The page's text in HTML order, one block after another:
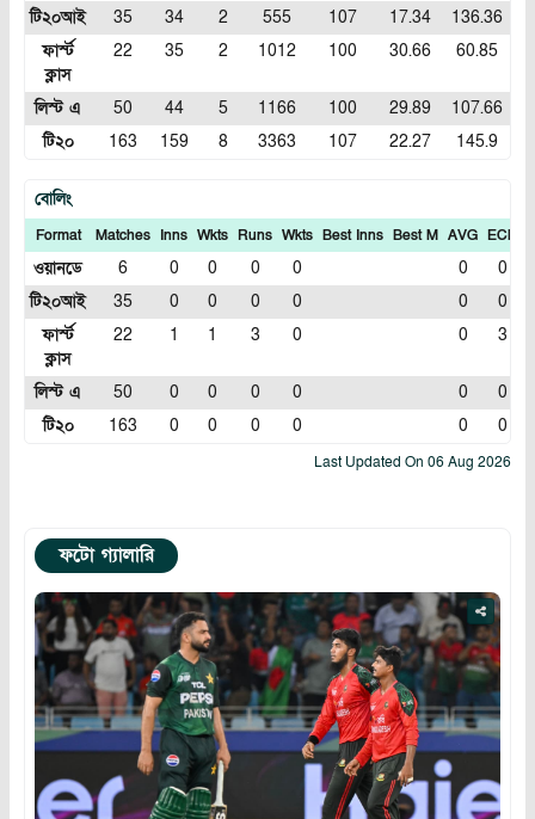
টি২০আই
35 34 2 555 107 17.34
136.36
ফার্স্ট
ক্লাস
22 35 2 1012 100 30.66 60.85
লিস্ট এ 50 44 5 1166 100 29.89
107.66
টি২০
163 159 8 3363 107 22.27 145.9
বোলিং
Format Matches Inns Wkts Runs Wkts Best Inns Best M AVG ECN
ওয়ানডে 6 0 0 0 0 0
0
টি২০আই
35 0 0 0 0 0
0
ফার্স্ট
ক্লাস
22 1 1 3 0 0 3
লিস্ট এ 50 0 0 0 0 0
0
টি২০
163 0 0 0 0 0 0
Last Updated On 06 Aug 2026
ফটো গ্যালারি